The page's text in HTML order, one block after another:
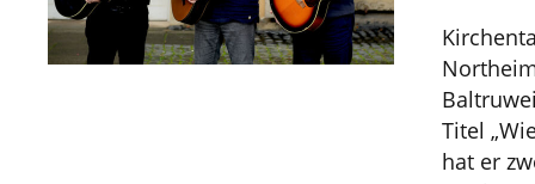
Titel
hat er